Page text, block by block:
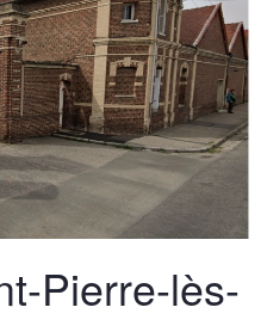
Pierre-lès-